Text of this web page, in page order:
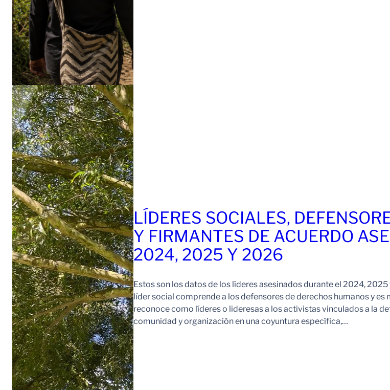
LÍDERES SOCIALES,
Y FIRMANTES DE ACUERDO
2024, 2025 Y 2026
Estos son los datos de los líderes asesinados durante el 2024,
líder social comprende a los defensores de derechos humanos y es
reconoce como líderes o lideresas a los activistas vinculados a la
comunidad y organización en una coyuntura específica,…